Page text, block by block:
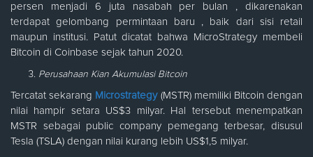
persen menjadi 6 juta nasabah per bulan , dikarenakan
terdapat gelombang permintaan baru , baik dari sisi retail
maupun institusi. Patut dicatat bahwa MicroStrategy membeli
Bitcoin di Coinbase sejak tahun 2020.
Perusahaan Kian Akumulasi Bitcoin
Tercatat sekarang Microstrategy (MSTR) memiliki Bitcoin dengan
nilai hampir setara US$3 milyar. Hal tersebut menempatkan
MSTR sebagai public company pemegang terbesar, disusul
Tesla (TSLA) dengan nilai kurang lebih US$1,5 milyar.